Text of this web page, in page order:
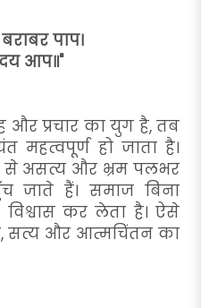
पाप।
आप॥"
प्रचार का युग है, तब
हो जाता है।
से असत्य और भ्रम पलभर
जाते हैं। समाज बिना
कर लेता है। ऐसे
सत्य और आत्मचिंतन का